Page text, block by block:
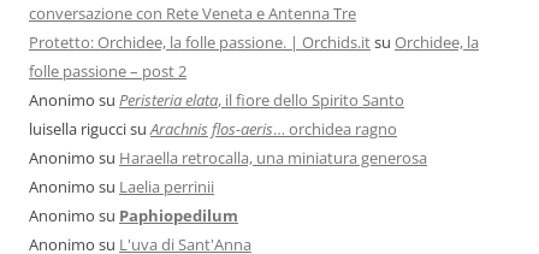
conversazione con Rete Veneta e Antenna Tre
Protetto: Orchidee, la folle passione. | Orchids.itsu Orchidee, la
folle passione – post 2
Anonimo su Peristeria elata, il fiore dello Spirito Santo
luisella riguccisu Arachnis flos-aeris… orchidea ragno
Anonimo su Haraella retrocalla, una miniatura generosa
Anonimo su Laelia perrinii
Anonimo su Paphiopedilum
Anonimo su L'uva di Sant'Anna